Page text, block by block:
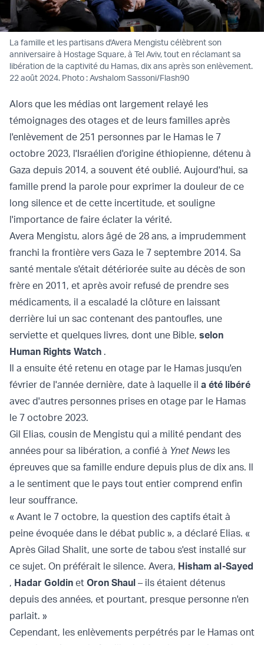
La famille et les partisans d'Avera Mengistu célèbrent son
anniversaire à Hostage Square, à Tel Aviv, tout en réclamant sa
libération de la captivité du Hamas, dix ans après son enlèvement.
22 août 2024. Photo : Avshalom Sassoni/Flash90
Alors que les médias ont largement relayé les
témoignages des otages et de leurs familles après
l'enlèvement de 251 personnes par le Hamas le 7
octobre 2023, l'Israélien d'origine éthiopienne, détenu à
Gaza depuis 2014, a souvent été oublié. Aujourd'hui, sa
famille prend la parole pour exprimer la douleur de ce
long silence et de cette incertitude, et souligne
l'importance de faire éclater la vérité.
Avera Mengistu, alors âgé de 28 ans, a imprudemment
franchi la frontière vers Gaza le 7 septembre 2014. Sa
santé mentale s'était détériorée suite au décès de son
frère en 2011, et après avoir refusé de prendre ses
médicaments, il a escaladé la clôture en laissant
derrière lui un sac contenant des pantoufles, une
serviette et quelques livres, dont une Bible, selon
Human Rights Watch .
Il a ensuite été retenu en otage par le Hamas jusqu'en
février de l'année dernière, date à laquelle il a été libéré
avec d'autres personnes prises en otage par le Hamas
le 7 octobre 2023.
Gil Elias, cousin de Mengistu qui a milité pendant des
années pour sa libération, a confié à Ynet News les
épreuves que sa famille endure depuis plus de dix ans. Il
a le sentiment que le pays tout entier comprend enfin
leur souffrance.
« Avant le 7 octobre, la question des captifs était à
peine évoquée dans le débat public », a déclaré Elias. «
Après Gilad Shalit, une sorte de tabou s'est installé sur
ce sujet. On préférait le silence. Avera, Hisham al-Sayed
, Hadar Goldin et Oron Shaul – ils étaient détenus
depuis des années, et pourtant, presque personne n'en
parlait. »
Cependant, les enlèvements perpétrés par le Hamas ont